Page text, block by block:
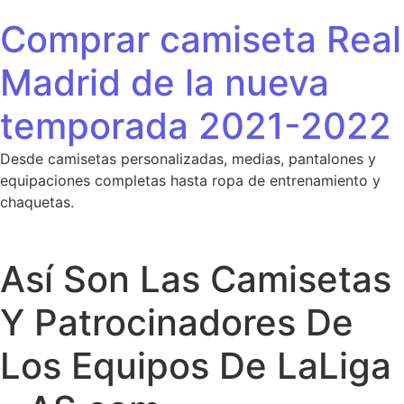
Comprar camiseta Real
Madrid de la nueva
temporada 2021-2022
Desde camisetas personalizadas, medias, pantalones y
equipaciones completas hasta ropa de entrenamiento y
chaquetas.
Así Son Las Camisetas
Y Patrocinadores De
Los Equipos De LaLiga